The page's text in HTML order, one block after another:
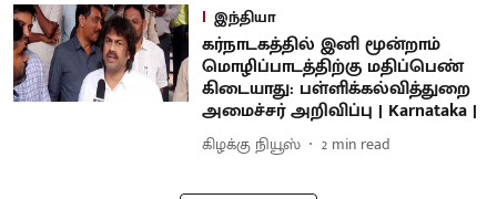
இந்தியா
கர்நாடகத்தில் இனி மூன்றாம்
மொழிப்பாடத்திற்கு மதிப்பெண்
கிடையாது: பள்ளிக்கல்வித்துறை
அமைச்சர் அறிவிப்பு | Karnataka |
கிழக்கு நியூஸ் 2 min read